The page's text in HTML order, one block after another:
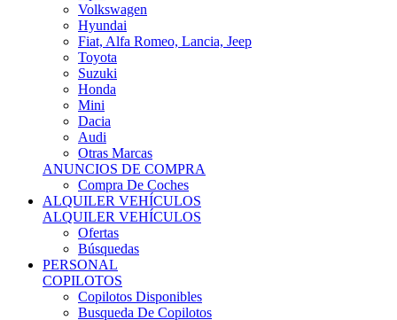
Hyundai
Fiat, Alfa Romeo, Lancia, Jeep
Toyota
Suzuki
Honda
Mini
Dacia
Audi
Otras Marcas
ANUNCIOS DE COMPRA
Compra De Coches
ALQUILER VEHÍCULOS
ALQUILER VEHÍCULOS
Ofertas
Búsquedas
PERSONAL
COPILOTOS
Copilotos Disponibles
Busqueda De Copilotos
MECANICOS